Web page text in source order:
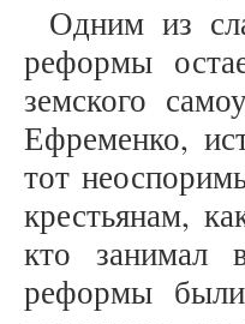
Одним из
реформы
земского
Ефременко,
тот
крестьянам,
кто занимал
реформы были